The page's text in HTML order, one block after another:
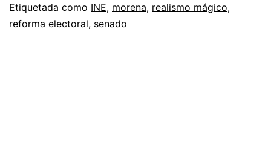
Etiquetada como INE, morena, realismo mágico,
reforma electoral, senado